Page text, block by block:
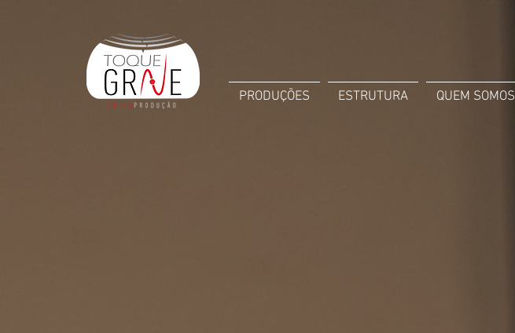
PRODUÇÕES ESTRUTURA QUEM SOMOS